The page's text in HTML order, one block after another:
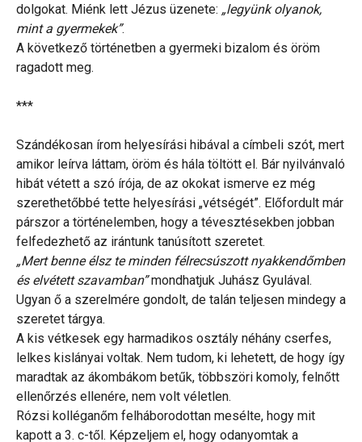
dolgokat. Miénk lett Jézus üzenete: „legyünk olyanok,
mint a gyermekek”.
A következő történetben a gyermeki bizalom és öröm
ragadott meg.
***
Szándékosan írom helyesírási hibával a címbeli szót, mert
amikor leírva láttam, öröm és hála töltött el. Bár nyilvánvaló
hibát vétett a szó írója, de az okokat ismerve ez még
szerethetőbbé tette helyesírási „vétségét”. Előfordult már
párszor a történelemben, hogy a tévesztésekben jobban
felfedezhető az irántunk tanúsított szeretet.
„Mert benne élsz te minden félrecsúszott nyakkendőmben
és elvétett szavamban”mondhatjuk Juhász Gyulával.
Ugyan ő a szerelmére gondolt, de talán teljesen mindegy a
szeretet tárgya.
A kis vétkesek egy harmadikos osztály néhány cserfes,
lelkes kislányai voltak. Nem tudom, ki lehetett, de hogy így
maradtak az ákombákom betűk, többszöri komoly, felnőtt
ellenőrzés ellenére, nem volt véletlen.
Rózsi kolléganőm felháborodottan mesélte, hogy mit
kapott a 3. c-től. Képzeljem el, hogy odanyomtak a